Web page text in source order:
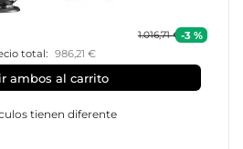
1.016,71 € -3 %
total: 986,21 €
ambos al carrito
tienen diferente